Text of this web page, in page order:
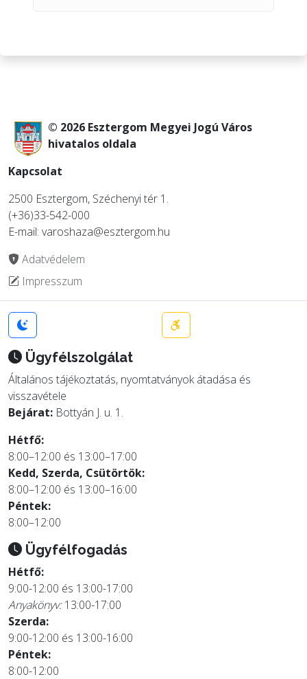
© 2026 Esztergom Megyei Jogú Város
hivatalos oldala
Kapcsolat
2500 Esztergom, Széchenyi tér 1.
(+36)33-542-000
E-mail: varoshaza@esztergom.hu
Adatvédelem
Impresszum
Ügyfélszolgálat
Általános tájékoztatás, nyomtatványok átadása és
visszavétele
Bejárat: Bottyán J. u. 1.
Hétfő:
8:00–12:00 és 13:00–17:00
Kedd, Szerda, Csütörtök:
8:00–12:00 és 13:00–16:00
Péntek:
8:00–12:00
Ügyfélfogadás
Hétfő:
9:00-12:00 és 13:00-17:00
Anyakönyv:13:00-17:00
Szerda:
9:00-12:00 és 13:00-16:00
Péntek:
8:00-12:00